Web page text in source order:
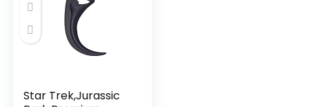
Star Trek,Jurassic